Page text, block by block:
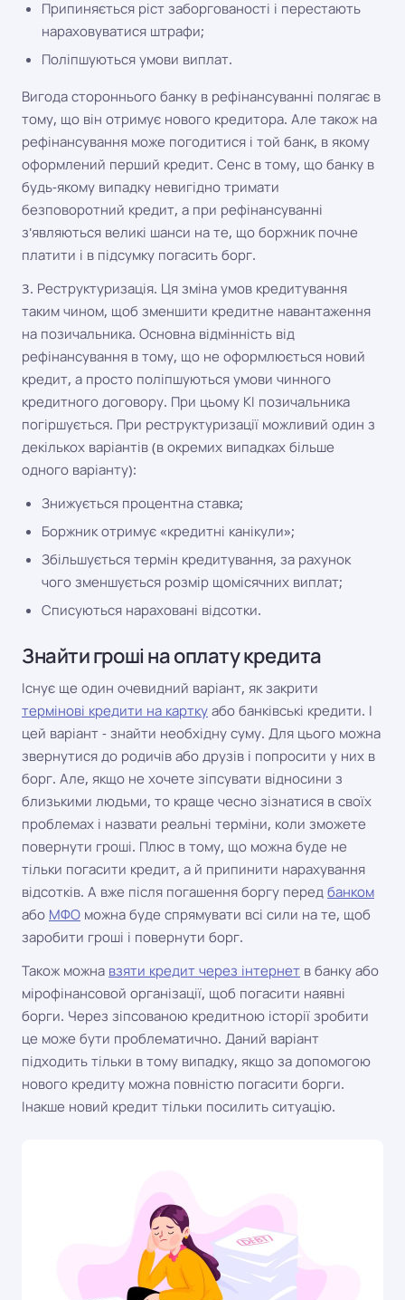
Припиняється ріст заборгованості і перестають
нараховуватися штрафи;
Поліпшуються умови виплат.
Вигода стороннього банку в рефінансуванні полягає в
тому, що він отримує нового кредитора. Але також на
рефінансування може погодитися і той банк, в якому
оформлений перший кредит. Сенс в тому, що банку в
будь-якому випадку невигідно тримати
безповоротний кредит, а при рефінансуванні
з'являються великі шанси на те, що боржник почне
платити і в підсумку погасить борг.
3. Реструктуризація. Ця зміна умов кредитування
таким чином, щоб зменшити кредитне навантаження
на позичальника. Основна відмінність від
рефінансування в тому, що не оформлюється новий
кредит, а просто поліпшуються умови чинного
кредитного договору. При цьому КІ позичальника
погіршується. При реструктуризації можливий один з
декількох варіантів (в окремих випадках більше
одного варіанту):
Знижується процентна ставка;
Боржник отримує «кредитні канікули»;
Збільшується термін кредитування, за рахунок
чого зменшується розмір щомісячних виплат;
Списуються нараховані відсотки.
Знайти гроші на оплату кредита
Існує ще один очевидний варіант, як закрити
термінові кредити на картку або банківські кредити. І
цей варіант - знайти необхідну суму. Для цього можна
звернутися до родичів або друзів і попросити у них в
борг. Але, якщо не хочете зіпсувати відносини з
близькими людьми, то краще чесно зізнатися в своїх
проблемах і назвати реальні терміни, коли зможете
повернути гроші. Плюс в тому, що можна буде не
тільки погасити кредит, а й припинити нарахування
відсотків. А вже після погашення боргу перед банком
або МФО можна буде спрямувати всі сили на те, щоб
заробити гроші і повернути борг.
Також можна взяти кредит через інтернет в банку або
мірофінансовой організації, щоб погасити наявні
борги. Через зіпсованою кредитною історії зробити
це може бути проблематично. Даний варіант
підходить тільки в тому випадку, якщо за допомогою
нового кредиту можна повністю погасити борги.
Інакше новий кредит тільки посилить ситуацію.